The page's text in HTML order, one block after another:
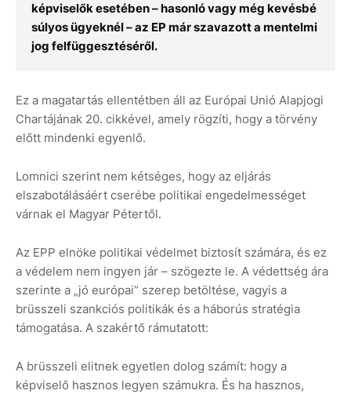
képviselők esetében – hasonló vagy még kevésbé
súlyos ügyeknél – az EP már szavazott a mentelmi
jog felfüggesztéséről.
Ez a magatartás ellentétben áll az Európai Unió Alapjogi
Chartájának 20. cikkével, amely rögzíti, hogy a törvény
előtt mindenki egyenlő.
Lomnici szerint nem kétséges, hogy az eljárás
elszabotálásáért cserébe politikai engedelmességet
várnak el Magyar Pétertől.
Az EPP elnöke politikai védelmet biztosít számára, és ez
a védelem nem ingyen jár – szögezte le. A védettség ára
szerinte a „jó európai” szerep betöltése, vagyis a
brüsszeli szankciós politikák és a háborús stratégia
támogatása. A szakértő rámutatott:
A brüsszeli elitnek egyetlen dolog számít: hogy a
képviselő hasznos legyen számukra. És ha hasznos,